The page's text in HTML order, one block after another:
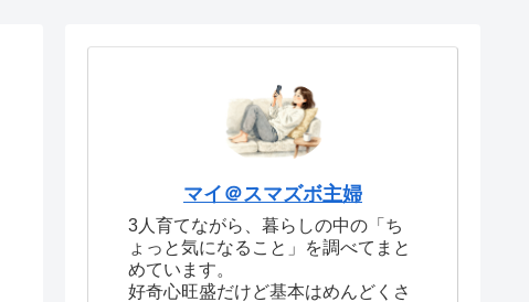
マイ＠スマズボ主婦
3人育てながら、暮らしの中の「ち
ょっと気になること」を調べてまと
めています。
好奇心旺盛だけど基本はめんどくさ